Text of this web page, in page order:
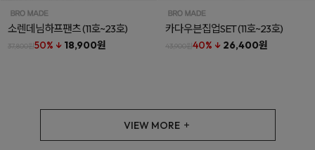
소렌데님하프팬츠(11호~23호)
37,800원50% ↓ 18,900원
카다우븐집업SET(11호~23호)
43,900원40% ↓ 26,400원
VIEW MORE